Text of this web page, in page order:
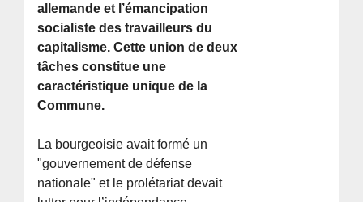
allemande et l’émancipation
socialiste des travailleurs du
capitalisme. Cette union de deux
tâches constitue une
caractéristique unique de la
Commune.
La bourgeoisie avait formé un
"gouvernement de défense
nationale" et le prolétariat devait